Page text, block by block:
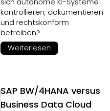
sich autonome KI-Systeme
kontrollieren, dokumentieren
und rechtskonform
betreiben?
Weiterlesen
SAP BW/4HANA versus
Business Data Cloud